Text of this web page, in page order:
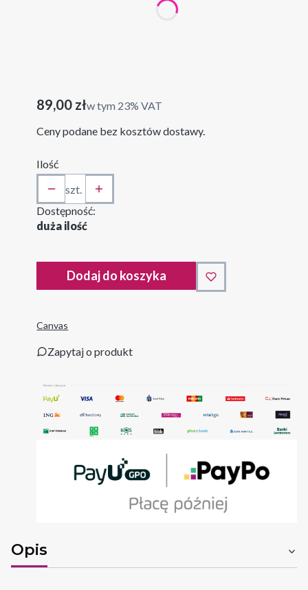
Cena
89,00 złw tym 23% VAT
w tym 23% VAT
Ceny podane bez kosztów dostawy.
Ilość
szt.
Dostępność:
duża ilość
Dodaj do koszyka
Canvas
Zapytaj o produkt
Opis